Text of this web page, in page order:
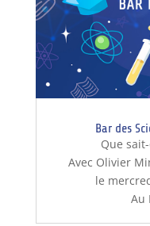
Bar des
Que
Avec Olivier
le
Au